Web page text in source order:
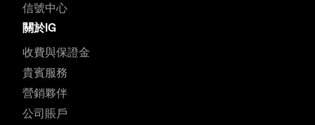
信號中心
關於IG
收費與保證金
貴賓服務
營銷夥伴
公司賬戶